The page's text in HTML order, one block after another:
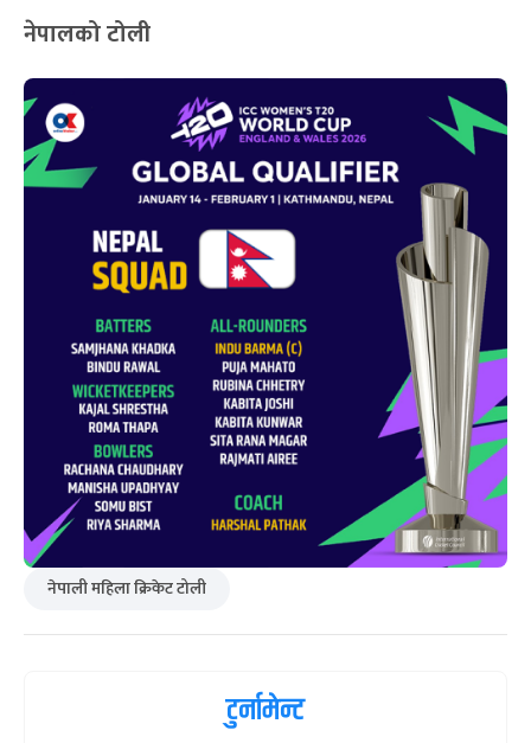
नेपालको टोली
नेपाली महिला क्रिकेट टोली
टुर्नामेन्ट